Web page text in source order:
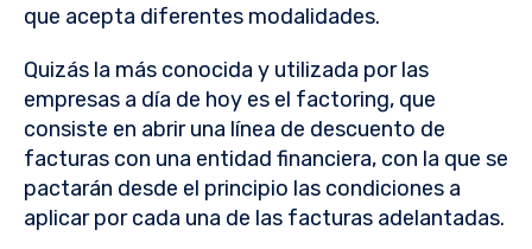
que acepta diferentes modalidades.
Quizás la más conocida y utilizada por las
empresas a día de hoy es el factoring, que
consiste en abrir una línea de descuento de
facturas con una entidad financiera, con la que se
pactarán desde el principio las condiciones a
aplicar por cada una de las facturas adelantadas.